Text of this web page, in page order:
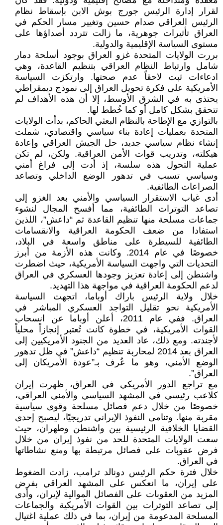
لقرار إدارة الرئيس جورج بوش الابن بإسقاط نظام
الرئيس العراقي صدام حسين وتغيير مسار الحكم في
العراق تأثيرات جوهرية، ما زالت تتردد أصداؤها على
مستوى السياسة الإقليمية والدولية.
بررت الولايات المتحدة غزو العراق بوجود أسلحة دمار
شامل وارتباط النظام العراقي بتنظيم القاعدة، وهي
ادعاءات ثبت لاحقاً عدم صحتها. وارتكزت السياسة
الأمريكية على فكرة تحويل العراق إلى نموذج ديمقراطي
يحتذى به في الشرق الأوسط، إلا أن هذه الأهداف لم
تتحقق بشكل كامل أو كما خُطط لها.
بالتوازي مع الإطاحة بالنظام البعثي الحاكم، بدأت الولايات
المتحدة بعمليات إعادة بناء سياسي واقتصادي، شملت
إنشاء نظام سياسي جديد، حل الجيش العراقي وإعادة
هيكلته، وتدريب قوات الأمن العراقية. ولكن، لم تكن
عملية التحول هذه سلسة، إذ أدت إلى فراغ أمني
وسياسي تسبب في تدهور الوضع الداخلي وتصاعد
الصراعات الطائفية.
أدى غياب الاستقرار السياسي والأمني بعد الغزو إلى
تصاعد التوترات الطائفية، مما أفسح المجال لنشوء
جماعات مسلحة منها تنظيم القاعدة ثم “داعش”، اللذين
استفادا من ضعف الحكومة العراقية والانقسامات
الطائفية للسيطرة على مناطق واسعة في البلاد،
خصوصًا في عام 2014. وكانت هذه الأزمة من أبرز
التحديات التي واجهت السياسة الأمريكية، حيث اضطرت
واشنطن إلى إعادة تعزيز وجودها العسكري في العراق
لدعم الحكومة العراقية في مواجهة هذا التهديد.
خلال ولاية الرئيس باراك أوباما، اتجهت السياسة
الأمريكية نحو تقليل التواجد العسكري المباشر في
العراق. ففي عام 2011، أعلن أوباما عن انسحاب
القوات الأمريكية، في خطوة كانت تُعتبر إنجازاً محلياً
لأجندته. ومع ذلك، عاد العديد من الجنود الأمريكيين إلى
العراق بعد 2014 لمحاربة تنظيم “داعش” في ظل تدهور
الوضع الأمني، وهو ما عُرف بـ”عودة الأمريكان إلى
العراق”.
مع تراجع الدور الأمريكي في العراق، ظهرت إيران
كلاعب رئيسي في المشهد السياسي والأمني العراقي،
خصوصًا من خلال دعم فصائل مسلحة وقوى سياسية
مقربة منها. وتنامى النفوذ الإيراني تدريجيًا، ليصبح إحدى
القضايا الخلافية الرئيسية بين واشنطن وطهران، حيث
سعت الولايات المتحدة للحد من نفوذ إيران من خلال
فرض عقوبات على فصائل مرتبطة بها ومنع نشاطاتها
في العراق.
خلال فترة حكم الرئيس دونالد ترامب، زادت الضغوط
على إيران، ما انعكس على المشهد العراقي بفرض
المزيد من العقوبات على الفصائل الموالية لإيران، وأدى
إلى تصاعد التوترات بين القوات الأمريكية والجماعات
المسلحة المدعومة من إيران، بما في ذلك عملية اغتيال